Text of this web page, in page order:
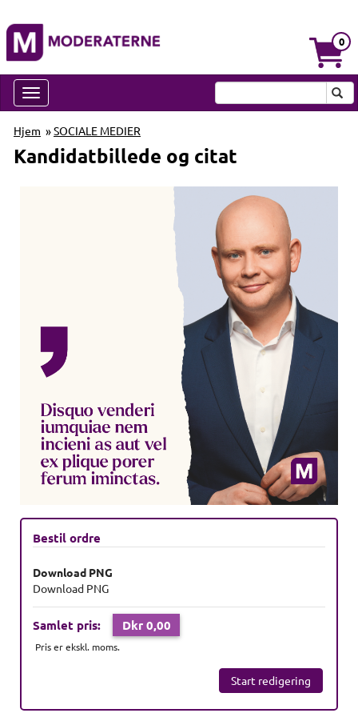
0
Hjem »SOCIALE MEDIER
Kandidatbillede og citat
Bestil ordre
Download PNG
Download PNG
Samlet pris: Dkr 0,00
Pris er ekskl. moms.